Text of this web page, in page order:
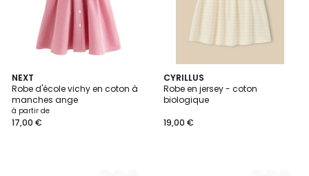
NEXT
Robe d'école vichy en coton à
manches ange
à partir de
17,00 €
4
Couleurs
CYRILLUS
Robe en jersey - coton
biologique
19,00 €
2
Couleurs